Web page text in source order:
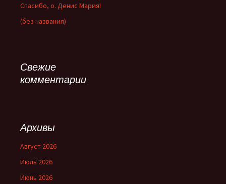
Спасибо, о. Денис Мария!
(без названия)
Свежие
комментарии
Архивы
Август 2026
Июль 2026
Июнь 2026